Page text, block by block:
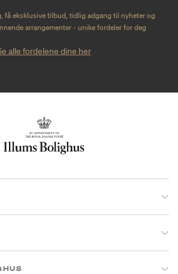
få eksklusive tilbud, tidlig adgang til nyheter og
arrangementer - unike fordeler for deg
alle fordelene dine her